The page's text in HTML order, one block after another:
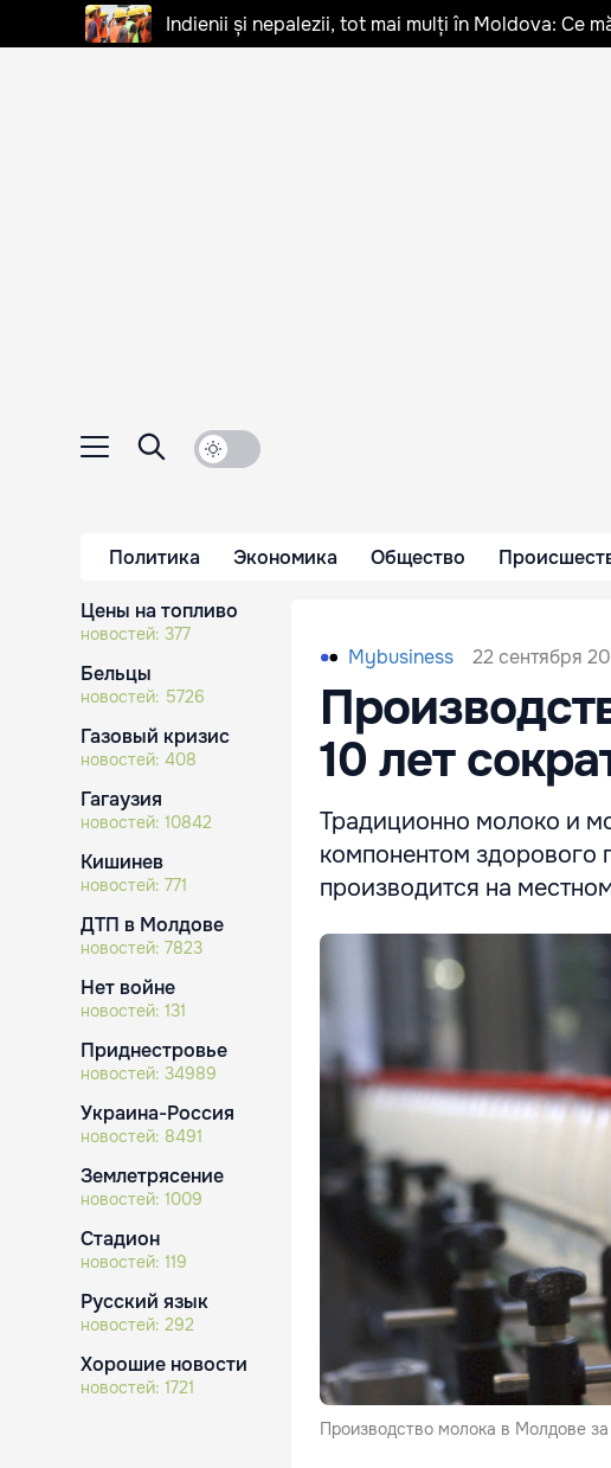
Indienii și nepalezii, tot mai mulți în Moldova: Ce
Политика Экономика Общество
Цены на топливо
новостей: 377
Бельцы
новостей: 5726
Газовый кризис
новостей: 408
Гагаузия
новостей: 10842
Кишинев
новостей: 771
ДТП в Молдове
новостей: 7823
Нет войне
новостей: 131
Приднестровье
новостей: 34989
Украина-Россия
новостей: 8491
Землетрясение
новостей: 1009
Стадион
новостей: 119
Русский язык
новостей: 292
Хорошие новости
новостей: 1721
Mybusiness 22 сентября
10 лет
Традиционно молоко и
компонентом здорового
производится на
Производство молока в Молдове